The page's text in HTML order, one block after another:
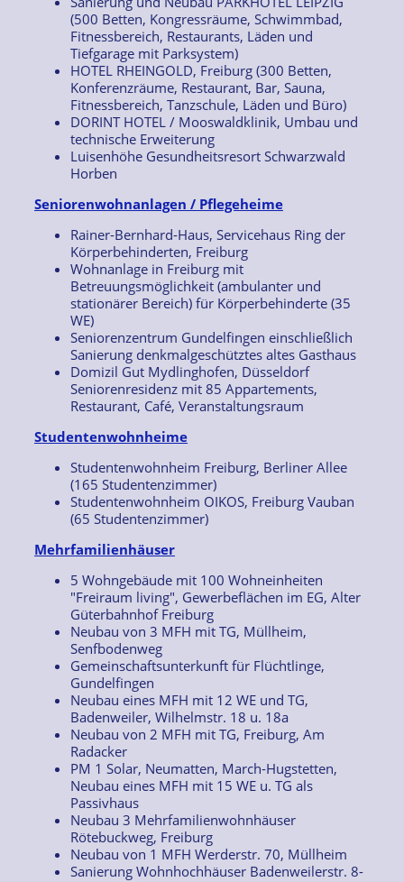
(500 Betten, Kongressräume, Schwimmbad,
Fitnessbereich, Restaurants, Läden und
Tiefgarage mit Parksystem)
HOTEL RHEINGOLD, Freiburg (300 Betten,
Konferenzräume, Restaurant, Bar, Sauna,
Fitnessbereich, Tanzschule, Läden und Büro)
DORINT HOTEL / Mooswaldklinik, Umbau und
technische Erweiterung
Luisenhöhe Gesundheitsresort Schwarzwald
Horben
Seniorenwohnanlagen / Pflegeheime
Rainer-Bernhard-Haus, Servicehaus Ring der
Körperbehinderten, Freiburg
Wohnanlage in Freiburg mit
Betreuungsmöglichkeit (ambulanter und
stationärer Bereich) für Körperbehinderte (35
WE)
Seniorenzentrum Gundelfingen einschließlich
Sanierung denkmalgeschütztes altes Gasthaus
Domizil Gut Mydlinghofen, Düsseldorf
Seniorenresidenz mit 85 Appartements,
Restaurant, Café, Veranstaltungsraum
Studentenwohnheime
Studentenwohnheim Freiburg, Berliner Allee
(165 Studentenzimmer)
Studentenwohnheim OIKOS, Freiburg Vauban
(65 Studentenzimmer)
Mehrfamilienhäuser
5 Wohngebäude mit 100 Wohneinheiten
"Freiraum living", Gewerbeflächen im EG, Alter
Güterbahnhof Freiburg
Neubau von 3 MFH mit TG, Müllheim,
Senfbodenweg
Gemeinschaftsunterkunft für Flüchtlinge,
Gundelfingen
Neubau eines MFH mit 12 WE und TG,
Badenweiler, Wilhelmstr. 18 u. 18a
Neubau von 2 MFH mit TG, Freiburg, Am
Radacker
PM 1 Solar, Neumatten, March-Hugstetten,
Neubau eines MFH mit 15 WE u. TG als
Passivhaus
Neubau 3 Mehrfamilienwohnhäuser
Rötebuckweg, Freiburg
Neubau von 1 MFH Werderstr. 70, Müllheim
Sanierung Wohnhochhäuser Badenweilerstr. 8-